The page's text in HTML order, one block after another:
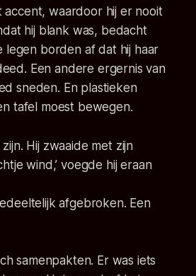
accent, waardoor hij er nooit
hij blank was, bedacht
legen borden af dat hij haar
Een andere ergernis van
sneden. En plastieken
tafel moest bewegen.
Hij zwaaide met zijn
wind,’ voegde hij eraan
afgebroken. Een
samenpakten. Er was iets